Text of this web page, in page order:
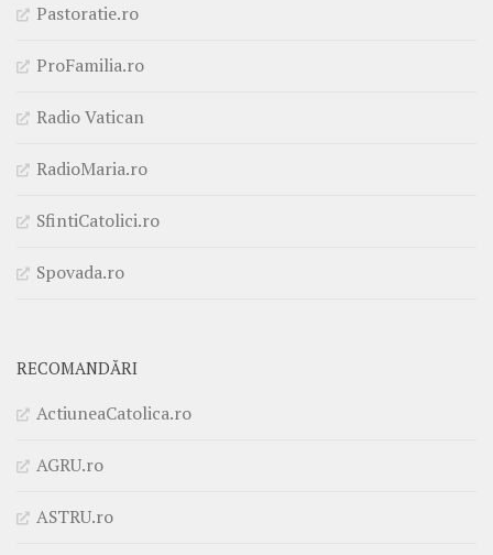
Pastoratie.ro
ProFamilia.ro
Radio Vatican
RadioMaria.ro
SfintiCatolici.ro
Spovada.ro
RECOMANDĂRI
ActiuneaCatolica.ro
AGRU.ro
ASTRU.ro